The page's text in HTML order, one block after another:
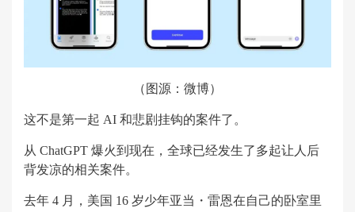
（图源：微博）
这不是第一起 AI 和悲剧挂钩的案件了。
从 ChatGPT 爆火到现在，全球已经发生了多起让人后
背发凉的相关案件。
去年 4 月，美国 16 岁少年亚当・雷恩在自己的卧室里